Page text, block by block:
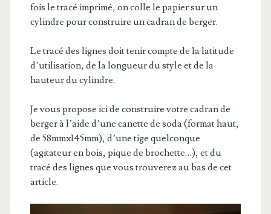
fois le tracé imprimé, on colle le papier sur un
cylindre pour construire un cadran de berger.
Le tracé des lignes doit tenir compte de la latitude
d’utilisation, de la longueur du style et de la
hauteur du cylindre.
Je vous propose ici de construire votre cadran de
berger à l’aide d’une canette de soda (format haut,
de 58mmx145mm), d’une tige quelconque
(agitateur en bois, pique de brochette…), et du
tracé des lignes que vous trouverez au bas de cet
article.